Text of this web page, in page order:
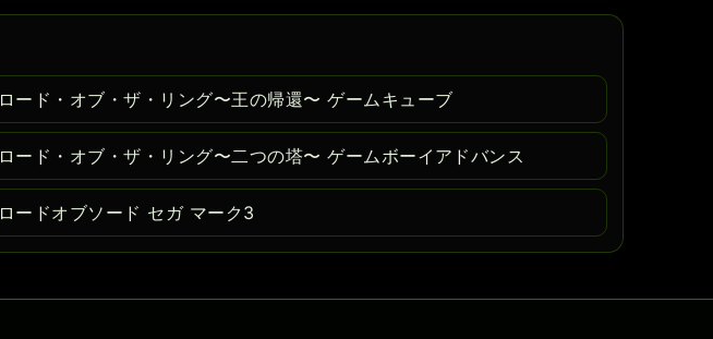
ロード・オブ・ザ・リング〜王の帰還〜 ゲームキューブ
ロード・オブ・ザ・リング〜二つの塔〜 ゲームボーイアドバンス
ロードオブソード セガ マーク3